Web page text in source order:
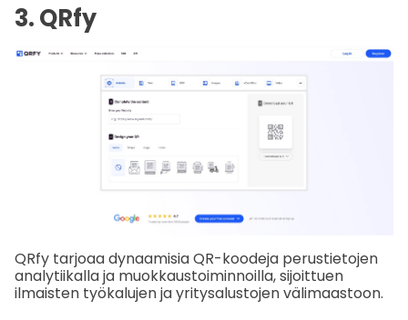
3. QRfy
QRfy tarjoaa dynaamisia QR-koodeja perustietojen
analytiikalla ja muokkaustoiminnoilla, sijoittuen
ilmaisten työkalujen ja yritysalustojen välimaastoon.